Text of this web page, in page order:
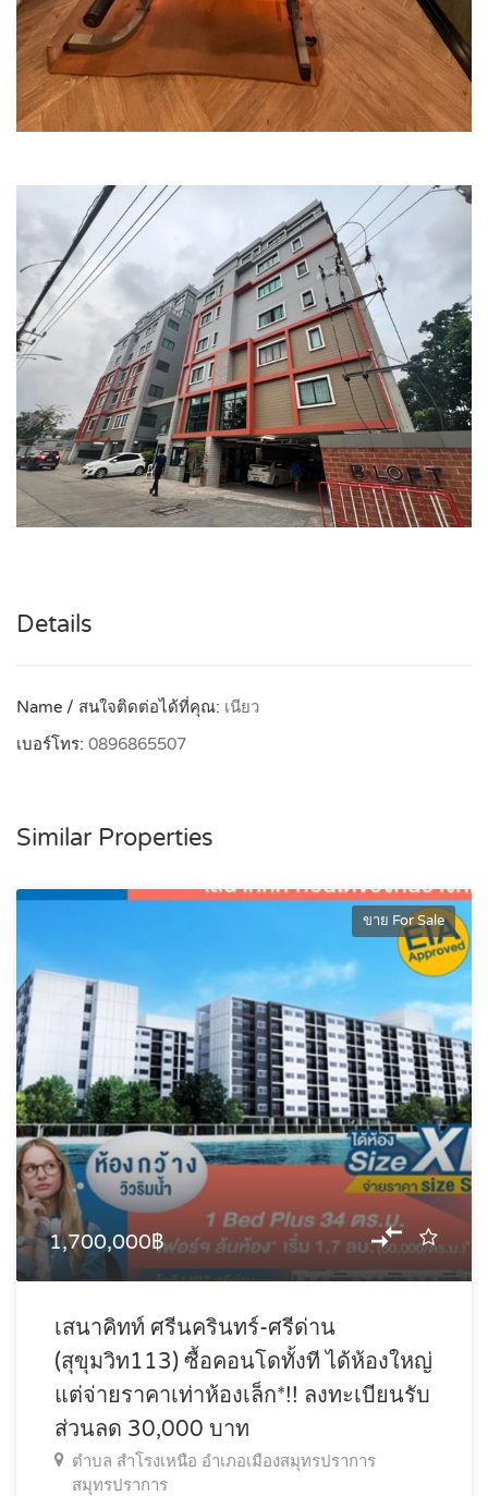
Details
Name / สนใจติดต่อได้ที่คุณ: เนียว
เบอร์โทร: 0896865507
Similar Properties
ขาย For Sale
1,700,000฿
เสนาคิทท์ ศรีนครินทร์-ศรีด่าน
(สุขุมวิท113) ซื้อคอนโดทั้งที ได้ห้องใหญ่
แต่จ่ายราคาเท่าห้องเล็ก*!! ลงทะเบียนรับ
ส่วนลด 30,000 บาท
ตำบล สำโรงเหนือ อำเภอเมืองสมุทรปราการ
สมุทรปราการ